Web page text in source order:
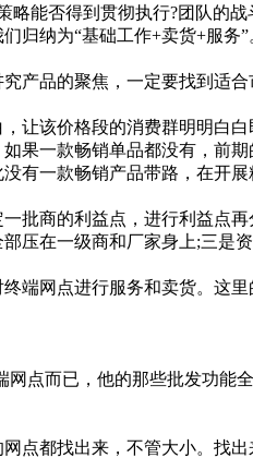
否得到贯彻执行?团队的战
归纳为“基础工作+卖货+服务”
品的聚焦，一定要找到适
该价格段的消费群明明白白
一款畅销单品都没有，前
有一款畅销产品带路，在开展
商的利益点，进行利益点
压在一级商和厂家身上;三
网点进行服务和卖货。这
而已，他的那些批发功能
都找出来，不管大小。找